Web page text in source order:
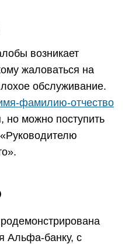
возникает
жаловаться на
обслуживание.
фамилию-отчество
но можно поступить
Альфа-банку, с